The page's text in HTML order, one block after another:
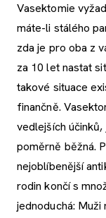
Vasektomie
máte-li stálého
zda je pro oba z
za 10 let nastat
takové situace
finančně.
vedlejších
poměrně běžná.
nejoblíbenější
rodin končí s
jednoduchá: Muži